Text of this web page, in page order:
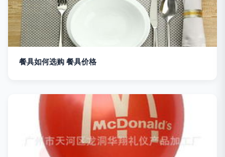
餐具如何选购 餐具价格